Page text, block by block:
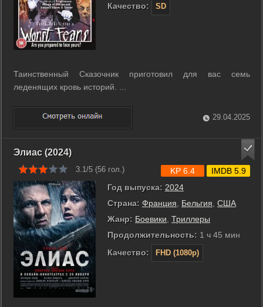
Качество:
SD
Таинственный Сказочник приготовил для вас семь
леденящих кровь историй. ...
29.04.2025
Элиас (2024)
3.1/5 (56 гол.)
Год выпуска: 2024
Страна: Франция Бельгия США
Жанр: Боевики Триллеры
Продолжительность: 1 ч 45 мин
Качество:
FHD (1080p)
KP 6.4 IMDB 5.9